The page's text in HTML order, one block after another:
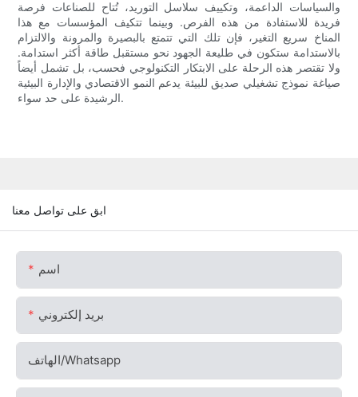
والسياسات الداعمة، وتكييف سلاسل التوريد، تُتاح للصناعات فرصة
فريدة للاستفادة من هذه الفرص. وبينما تتكيف المؤسسات مع هذا
المناخ سريع التغير، فإن تلك التي تتمتع بالبصيرة والمرونة والالتزام
بالاستدامة ستكون في طليعة الجهود نحو مستقبل طاقة أكثر استدامة.
ولا تقتصر هذه الرحلة على الابتكار التكنولوجي فحسب، بل تشمل أيضاً
صياغة نموذج تشغيلي صديق للبيئة يدعم النمو الاقتصادي والإدارة البيئية
الرشيدة على حد سواء.
ابق على تواصل معنا
اسم
بريد إلكتروني
الهاتف/whatsapp